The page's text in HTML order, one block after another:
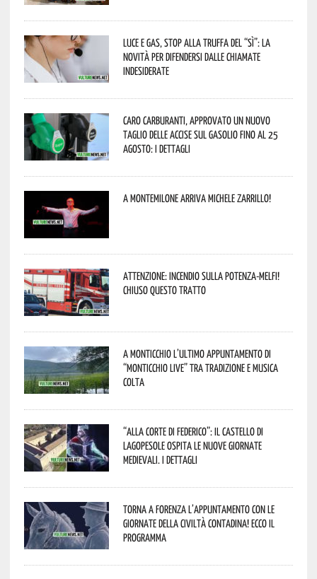
Luce e gas, stop alla truffa del “Sì”: la
novità per difendersi dalle chiamate
indesiderate
Caro carburanti, approvato un nuovo
taglio delle accise sul gasolio fino al 25
agosto: i dettagli
A Montemilone arriva Michele Zarrillo!
Attenzione: incendio sulla Potenza-Melfi!
Chiuso questo tratto
A Monticchio l’ultimo appuntamento di
“Monticchio Live” tra tradizione e musica
colta
“Alla corte di Federico”: il Castello di
Lagopesole ospita le nuove Giornate
Medievali. I dettagli
Torna a Forenza l’appuntamento con le
Giornate della Civiltà Contadina! Ecco il
programma